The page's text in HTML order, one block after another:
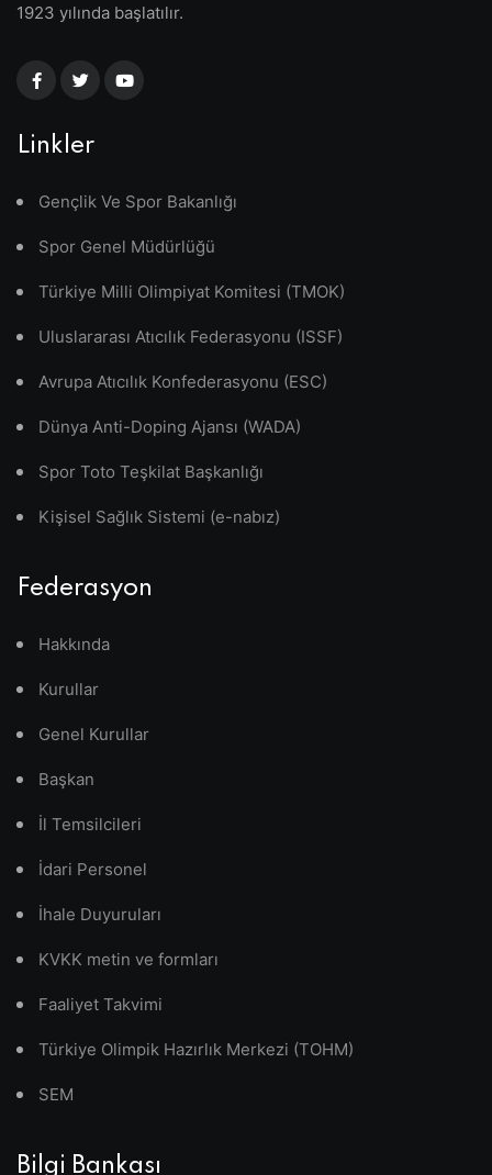
1923 yılında başlatılır.
Linkler
Gençlik Ve Spor Bakanlığı
Spor Genel Müdürlüğü
Türkiye Milli Olimpiyat Komitesi (TMOK)
Uluslararası Atıcılık Federasyonu (ISSF)
Avrupa Atıcılık Konfederasyonu (ESC)
Dünya Anti-Doping Ajansı (WADA)
Spor Toto Teşkilat Başkanlığı
Kişisel Sağlık Sistemi (e-nabız)
Federasyon
Hakkında
Kurullar
Genel Kurullar
Başkan
İl Temsilcileri
İdari Personel
İhale Duyuruları
KVKK metin ve formları
Faaliyet Takvimi
Türkiye Olimpik Hazırlık Merkezi (TOHM)
SEM
Bilgi Bankası